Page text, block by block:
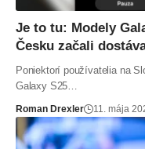
Je to tu: Modely
Česku začali
Poniektorí používatelia na
Galaxy S25…
Roman Drexler 11. mája